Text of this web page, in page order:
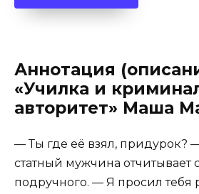
Аннотация
«Училка и
авторитет» Маша
— Ты где её взял, придурок?
статный мужчина отчитывает
подручного. — Я просил тебя